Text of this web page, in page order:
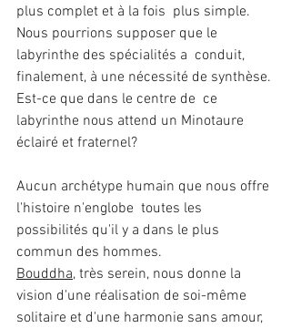
plus complet et à la fois  plus simple.
Nous pourrions supposer que le
labyrinthe des spécialités a  conduit,
finalement, à une nécessité de synthèse.
Est-ce que dans le centre de  ce
labyrinthe nous attend un Minotaure
éclairé et fraternel?
Aucun archétype humain que nous offre
l'histoire n'englobe  toutes les
possibilités qu'il y a dans le plus
commun des hommes.
Bouddha, très serein, nous donne la
vision d'une réalisation de soi-même
solitaire et d'une harmonie sans amour,